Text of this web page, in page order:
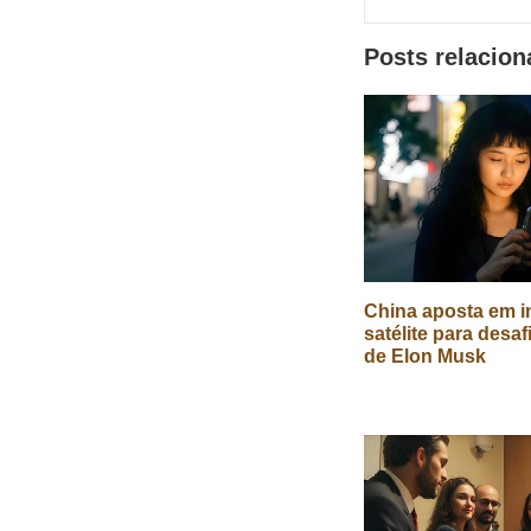
Posts
China aposta em
satélite para
de Elon Musk